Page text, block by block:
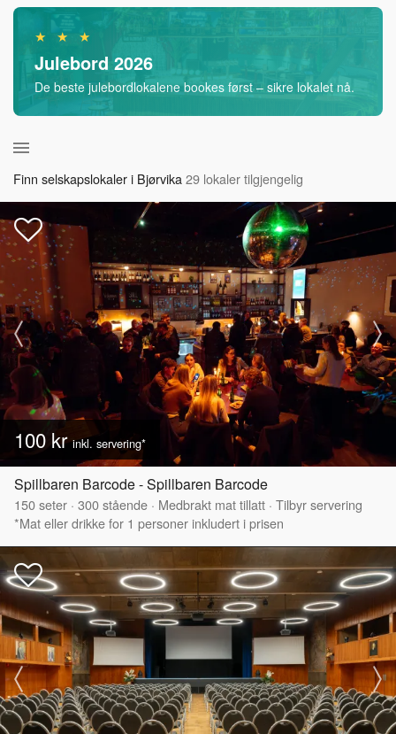
★ ★ ★
Julebord 2026
De beste julebordlokalene bookes først – sikre lokalet nå.
Finn selskapslokaler i Bjørvika29 lokaler tilgjengelig
100 krinkl. servering*
Spillbaren Barcode - Spillbaren Barcode
150seter · 300stående · Medbrakt mat tillatt · Tilbyr servering
*Mat eller drikke for 1 personer inkludert i prisen